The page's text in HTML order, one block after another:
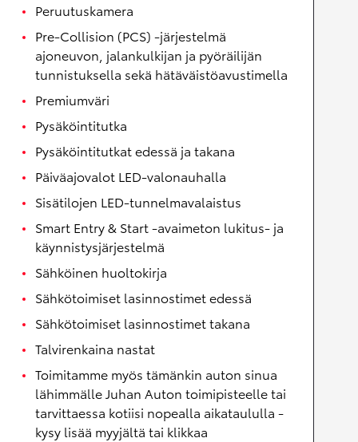
Peruutuskamera
Pre-Collision (PCS) -järjestelmä
ajoneuvon, jalankulkijan ja pyöräilijän
tunnistuksella sekä hätäväistöavustimella
Premiumväri
Pysäköintitutka
Pysäköintitutkat edessä ja takana
Päiväajovalot LED-valonauhalla
Sisätilojen LED-tunnelmavalaistus
Smart Entry & Start -avaimeton lukitus- ja
käynnistysjärjestelmä
Sähköinen huoltokirja
Sähkötoimiset lasinnostimet edessä
Sähkötoimiset lasinnostimet takana
Talvirenkaina nastat
Toimitamme myös tämänkin auton sinua
lähimmälle Juhan Auton toimipisteelle tai
tarvittaessa kotiisi nopealla aikataululla -
kysy lisää myyjältä tai klikkaa